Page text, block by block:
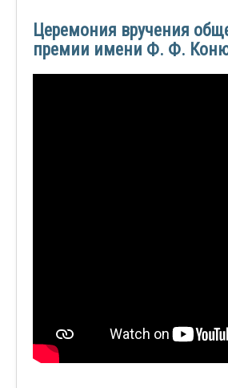
Церемония вручения
премии имени Ф. Ф.